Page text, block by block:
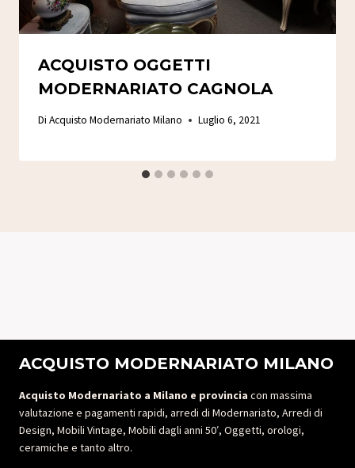
ACQUISTO OGGETTI
MODERNARIATO CAGNOLA
Di Acquisto Modernariato Milano Luglio 6, 2021
ACQUISTO MODERNARIATO MILANO
Acquisto Modernariato a Milano e provincia con massima
valutazione e pagamenti rapidi, arredi di Modernariato, Arredi di
Design, Mobili Vintage, Mobili dagli anni 50′, Oggetti, orologi,
ceramiche e tanto altro.